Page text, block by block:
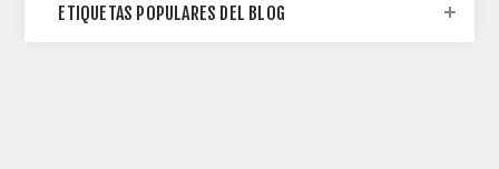
ETIQUETAS POPULARES DEL BLOG